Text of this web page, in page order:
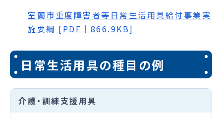
室蘭市重度障害者等日常生活用具給付事業実
施要綱 [PDF｜866.9KB]
日常生活用具の種目の例
介護・訓練支援用具